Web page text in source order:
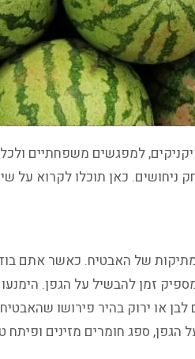
למפגשים משפחתיים
ניחושים. כאן תוכלו לקרוא על
של האבטיח. כאשר אתם
זמן להבשיל על הגפן.
לבן או ירוק בהיר פירושו
הגפן, ספג חומרים מזינים